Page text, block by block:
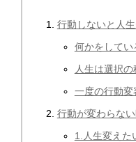
行動しないと人
何かをして
人生は選択
一度の行動変
行動が変わらな
1.人生変えた